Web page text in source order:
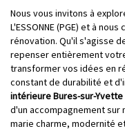
Nous vous invitons à
L'ESSONNE (PGE) et à
rénovation. Qu'il s'agisse
repenser entièrement
transformer vos idées en
constant de durabilité et
intérieure Bures-sur-Yvette
d'un accompagnement sur
marie charme, modernité